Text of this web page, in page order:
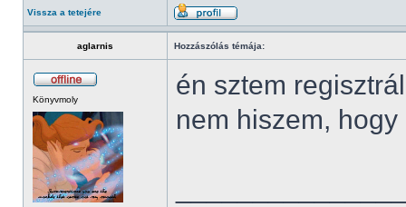
Vissza a tetejére
aglarnis Hozzászólás témája:
Könyvmoly
én sztem
nem hiszem,